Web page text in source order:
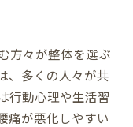
方々が整体を選ぶ
、多くの人々が共
行動心理や生活習
痛が悪化しやすい